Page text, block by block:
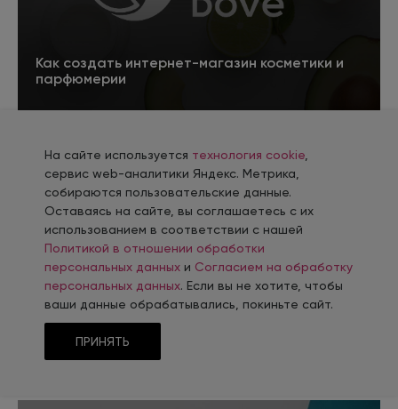
Как создать интернет-магазин косметики и
парфюмерии
металлопроката
На сайте используется технология cookie
сервис web-аналитики Яндекс. Метрика,
собираются пользовательские данные.
Оставаясь на сайте, вы соглашаетесь с их
использованием в соответствии с нашей
Политикой в отношении обработки
персональных данных и Согласием на обработку
персональных данных. Если вы не хотите, чтобы
ваши данные обрабатывались, покиньте сайт.
ПРИНЯТЬ